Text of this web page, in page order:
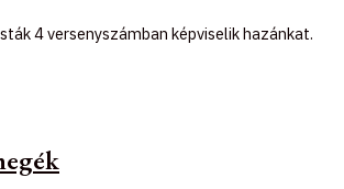
4 versenyszámban képviselik hazánkat.